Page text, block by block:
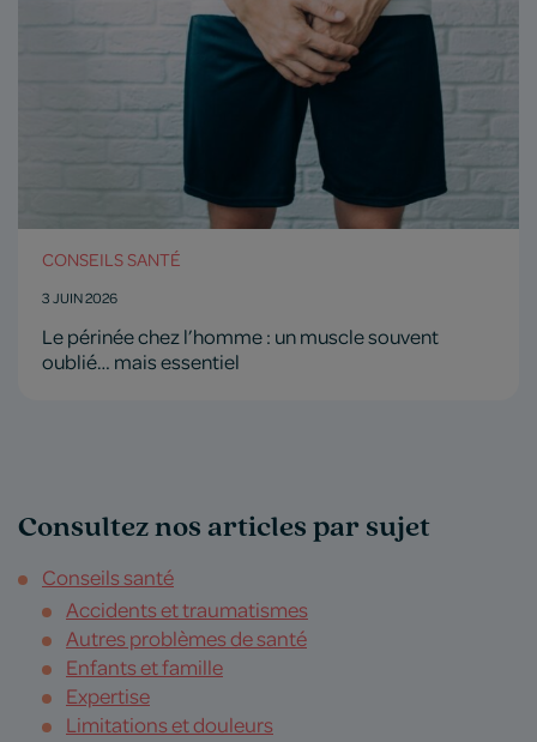
CONSEILS SANTÉ
3 JUIN 2026
Le périnée chez l’homme : un muscle souvent
oublié… mais essentiel
Consultez nos articles par sujet
Conseils santé
Accidents et traumatismes
Autres problèmes de santé
Enfants et famille
Expertise
Limitations et douleurs